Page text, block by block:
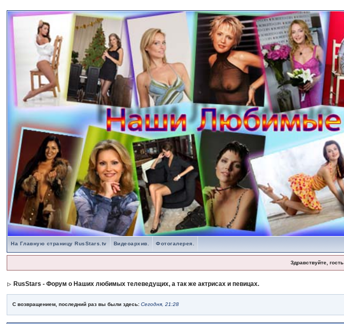
На Главную страницу RusStars.tv Видеоархив. Фотогалерея.
Здравствуйте, гость
RusStars - Форум о Наших любимых телеведущих, а так же актрисах и певицах.
С возвращением, последний раз вы были здесь:Сегодня, 21:28